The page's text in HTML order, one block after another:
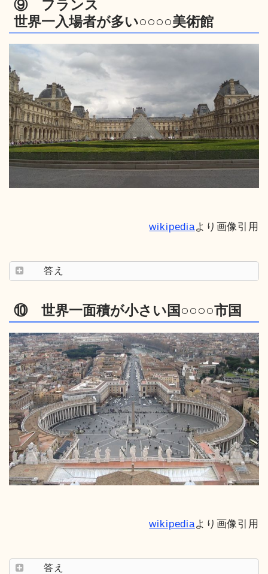
⑨ フランス
世界一入場者が多い○○○○美術館
wikipediaより画像引用
答え
⑩ 世界一面積が小さい国○○○○市国
wikipediaより画像引用
答え